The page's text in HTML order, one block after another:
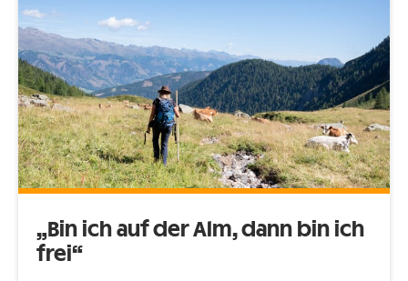
„Bin ich auf der Alm, dann bin ich
frei“